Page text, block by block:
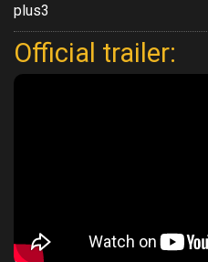
plus3
Official trailer: